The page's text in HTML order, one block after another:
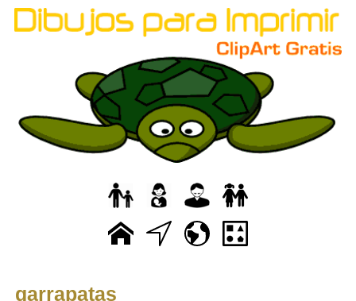
garrapatas